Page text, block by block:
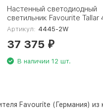
Настенный светодиодный
светильник Favourite Tallar
2W
Артикул: 4445-2W
37 375₽
В наличии 12 шт.
Favourite (Германия)